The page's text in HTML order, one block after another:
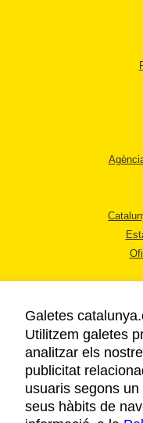
Galetes
Utilitzem galetes
analitzar els
publicitat
usuaris segons
seus hàbits de